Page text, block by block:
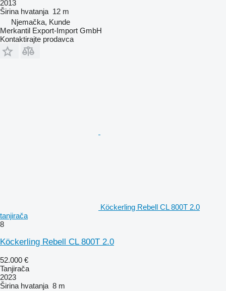
2013
Širina hvatanja 12 m
Njemačka, Kunde
Merkantil Export-Import GmbH
Kontaktirajte prodavca
Köckerling Rebell CL 800T 2.0
tanjirača
8
Köckerling Rebell CL 800T 2.0
52.000 €
Tanjirača
2023
Širina hvatanja 8 m